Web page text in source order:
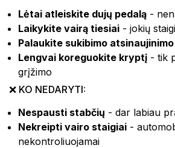
Lėtai atleiskite dujų pedalą -
Laikykite vairą tiesiai - jokių
Palaukite sukibimo atsinaujinimo
Lengvai koreguokite kryptį - tik
grįžimo
❌ KO NEDARYTI:
Nespausti stabčių - dar labiau
Nekreipti vairo staigiai -
nekontroliuojamai